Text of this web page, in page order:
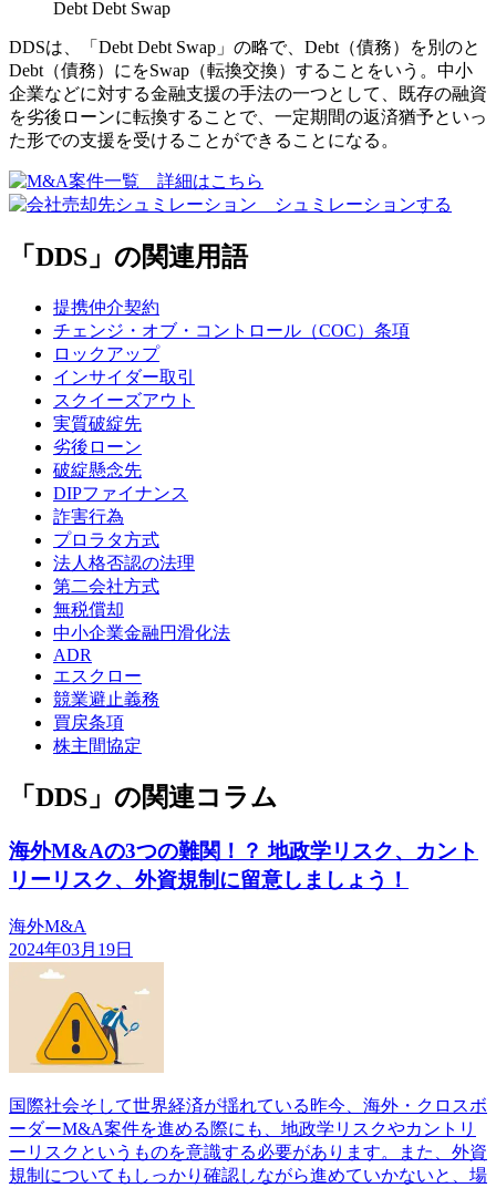
Debt Debt Swap
DDSは、「Debt Debt Swap」の略で、Debt（債務）を別のと
Debt（債務）にをSwap（転換交換）することをいう。中小
企業などに対する金融支援の手法の一つとして、既存の融資
を劣後ローンに転換することで、一定期間の返済猶予といっ
た形での支援を受けることができることになる。
「DDS」の関連用語
提携仲介契約
チェンジ・オブ・コントロール（COC）条項
ロックアップ
インサイダー取引
スクイーズアウト
実質破綻先
劣後ローン
破綻懸念先
DIPファイナンス
詐害行為
プロラタ方式
法人格否認の法理
第二会社方式
無税償却
中小企業金融円滑化法
ADR
エスクロー
競業避止義務
買戻条項
株主間協定
「DDS」の関連コラム
海外M&Aの3つの難関！？ 地政学リスク、カント
リーリスク、外資規制に留意しましょう！
海外M&A
2024年03月19日
国際社会そして世界経済が揺れている昨今、海外・クロスボ
ーダーM&A案件を進める際にも、地政学リスクやカントリ
ーリスクというものを意識する必要があります。また、外資
規制についてもしっかり確認しながら進めていかないと、場